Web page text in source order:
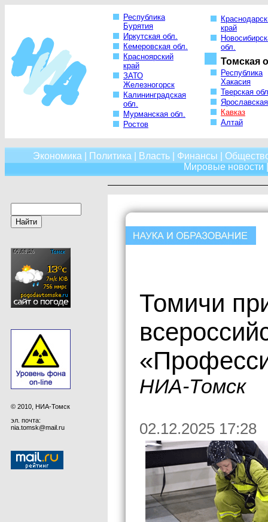
Республика
Бурятия
Иркутская обл.
Кемеровская обл.
Красноярский
край
ЗАТО
Железногорск
Калининградская
обл.
Мурманская обл.
Ростов
край
обл.
Томская
Республика
Хакасия
Тверская
Кавказ
Алтай
Экономика Политика Власть Финансы
Мировые новости
© 2010, НИА-Томск
эл. почта:
nia.tomsk@mail.ru
Томичи
НИА-Томск
02.12.2025 17:28